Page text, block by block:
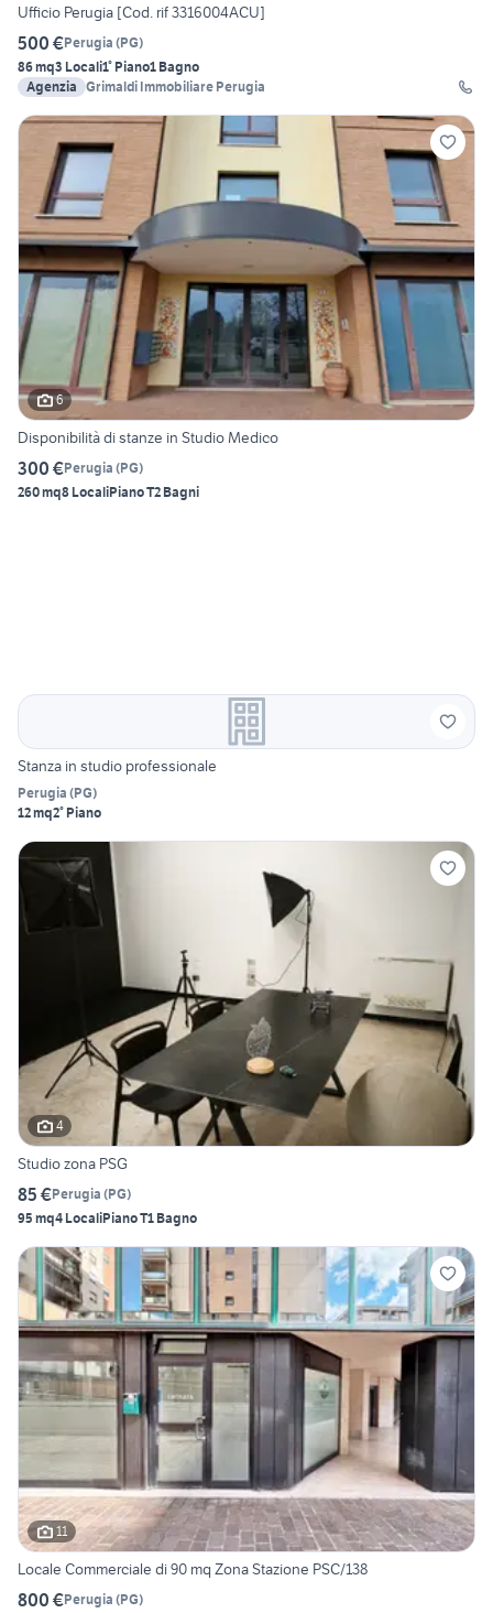
Ufficio Perugia [Cod. rif 3316004ACU]
500 €Perugia (PG)
86 mq3 Locali1° Piano1 Bagno
Agenzia Grimaldi Immobiliare Perugia
6
Disponibilità di stanze in Studio Medico
300 €Perugia (PG)
260 mq8 LocaliPiano T2 Bagni
Stanza in studio professionale
Perugia (PG)
12 mq2° Piano
4
Studio zona PSG
85 €Perugia (PG)
95 mq4 LocaliPiano T1 Bagno
11
Locale Commerciale di 90 mq Zona Stazione PSC/138
800 €Perugia (PG)